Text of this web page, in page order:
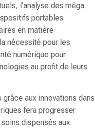
l’analyse des méga
portables
en matière
nécessité pour les
numérique pour
au profit de leurs
aux innovations dans
fera progresser
dispensés aux